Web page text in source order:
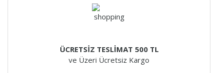
ÜCRETSİZ TESLİMAT 500 TL
ve Üzeri Ücretsiz Kargo